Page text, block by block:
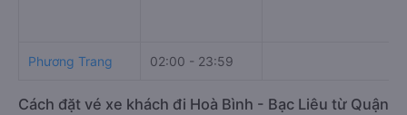
Phương Trang 02:00 - 23:59
Cách đặt vé xe khách đi Hoà Bình - Bạc Liêu từ Quận